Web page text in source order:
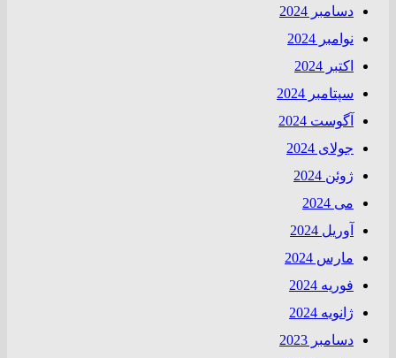
دسامبر 2024
نوامبر 2024
اکتبر 2024
سپتامبر 2024
آگوست 2024
جولای 2024
ژوئن 2024
می 2024
آوریل 2024
مارس 2024
فوریه 2024
ژانویه 2024
دسامبر 2023